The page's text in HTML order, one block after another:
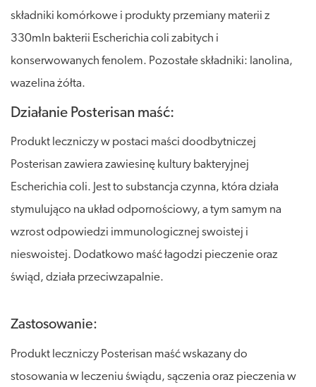
składniki komórkowe i produkty przemiany materii z
330mln bakterii Escherichia coli zabitych i
konserwowanych fenolem. Pozostałe składniki: lanolina,
wazelina żółta.
Działanie Posterisan maść:
Produkt leczniczy w postaci maści doodbytniczej
Posterisan zawiera zawiesinę kultury bakteryjnej
Escherichia coli. Jest to substancja czynna, która działa
stymulująco na układ odpornościowy, a tym samym na
wzrost odpowiedzi immunologicznej swoistej i
nieswoistej. Dodatkowo maść łagodzi pieczenie oraz
świąd, działa przeciwzapalnie.
Zastosowanie:
Produkt leczniczy Posterisan maść wskazany do
stosowania w leczeniu świądu, sączenia oraz pieczenia w